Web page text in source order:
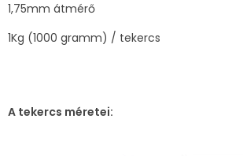
1,75mm átmérő
1Kg (1000 gramm) / tekercs
A tekercs méretei: